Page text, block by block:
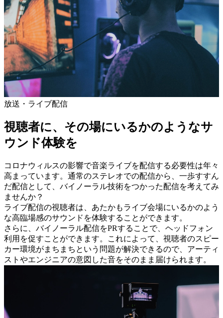
放送・ライブ配信
視聴者に、その場にいるかのようなサ
ウンド体験を
コロナウィルスの影響で音楽ライブを配信する必要性は年々
高まっています。通常のステレオでの配信から、一歩すすん
だ配信として、バイノーラル技術をつかった配信を考えてみ
ませんか？
ライブ配信の視聴者は、あたかもライブ会場にいるかのよう
な高臨場感のサウンドを体験することができます。
さらに、バイノーラル配信をPRすることで、ヘッドフォン
利用を促すことができます。これによって、視聴者のスピー
カー環境がまちまちという問題が解決できるので、アーティ
ストやエンジニアの意図した音をそのまま届けられます。